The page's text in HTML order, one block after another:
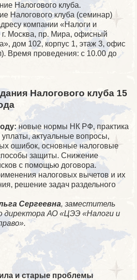
Налогового клуба.
Налогового клуба (семинар)
компании «Налоги и
Москва, пр. Мира, офисный
дом 102, корпус 1, этаж 3, офис
Время проведения: с 10.00 до
Налогового клуба 15
новые нормы НК РФ, практика
уплаты, актуальные вопросы,
ошибок, основные налоговые
защиты. Снижение
с помощью договора.
налоговых вычетов и их
решение задач раздельного
Сергеевна, заместитель
директора АО «ЦЭЭ «Налоги и
и старые проблемы